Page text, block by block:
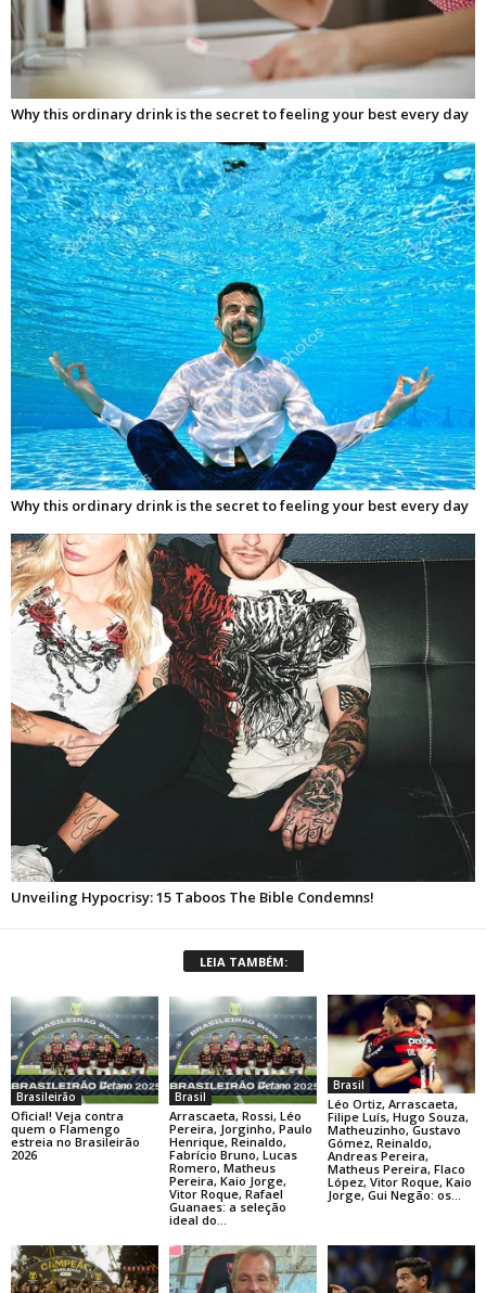
LEIA TAMBÉM:
Brasileirão
Oficial! Veja contra
quem o Flamengo
estreia no Brasileirão
2026
Brasil
Arrascaeta, Rossi, Léo
Pereira, Jorginho, Paulo
Henrique, Reinaldo,
Fabrício Bruno, Lucas
Romero, Matheus
Pereira, Kaio Jorge,
Vitor Roque, Rafael
Guanaes: a seleção
ideal do...
Brasil
Léo Ortiz, Arrascaeta,
Filipe Luís, Hugo Souza,
Matheuzinho, Gustavo
Gómez, Reinaldo,
Andreas Pereira,
Matheus Pereira, Flaco
López, Vitor Roque, Kaio
Jorge, Gui Negão: os...